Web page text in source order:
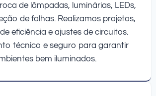
de lâmpadas, luminárias, LEDs,
de falhas. Realizamos projetos,
eficiência e ajustes de circuitos.
técnico e seguro para garantir
bem iluminados.